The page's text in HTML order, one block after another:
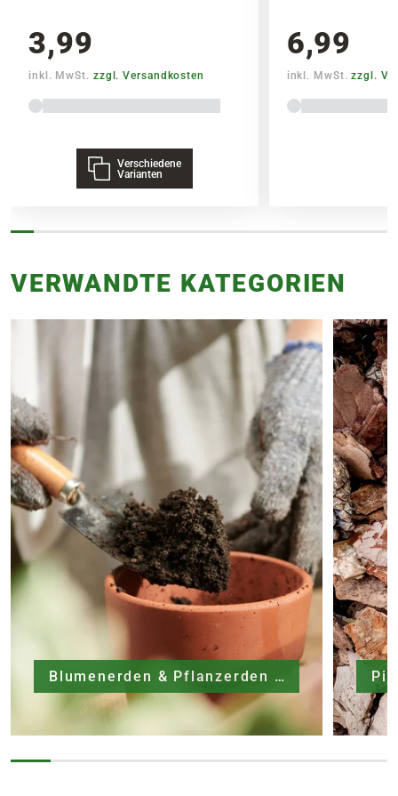
3,99
inkl. MwSt. zzgl. Versandkosten
Verschiedene
Varianten
6,99
inkl. MwSt.zzgl.
VERWANDTE KATEGORIEN
Blumenerden & Pflanzerden